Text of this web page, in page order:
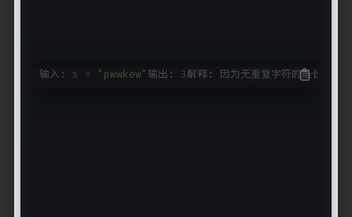
输入: s = "pwwkew" 输出: 3解释: 因为无重复字符的最长子串